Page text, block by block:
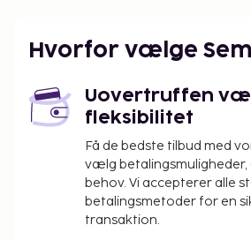
Hvorfor vælge
Uovertruffen
fleksibilitet
Få de bedste tilbud med
vælg betalingsmuligheder,
behov. Vi accepterer alle
betalingsmetoder for en
transaktion.